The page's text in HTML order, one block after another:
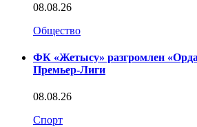
08.08.26
Общество
ФК «Жетысу» разгромлен
Премьер-Лиги
08.08.26
Спорт